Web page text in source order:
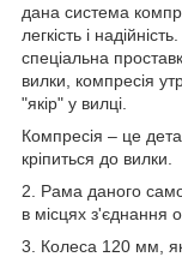
дана система
легкість і
спеціальна
вилки, компресія
"якір" у вилці.
Компресія – це
кріпиться до вилки.
2. Рама даного
в місцях з'єднання
3. Колеса 120 мм,